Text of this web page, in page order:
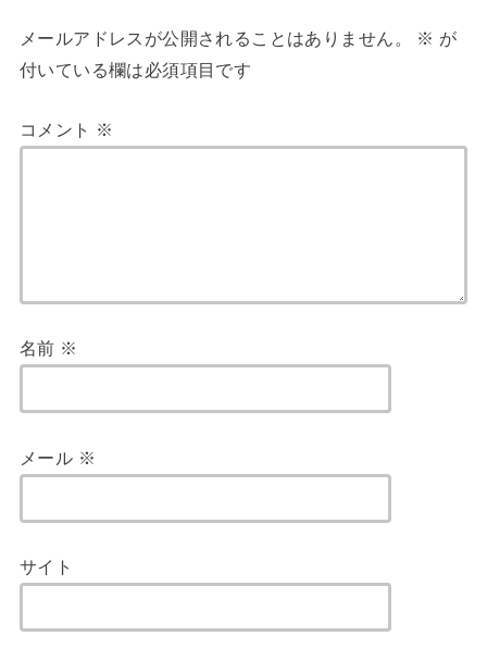
メールアドレスが公開されることはありません。 ※ が
付いている欄は必須項目です
コメント ※
名前 ※
メール ※
サイト